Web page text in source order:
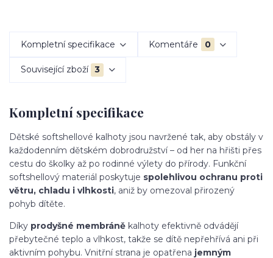
Kompletní specifikace Komentáře 0
Související zboží 3
Kompletní specifikace
Dětské softshellové kalhoty jsou navržené tak, aby obstály v
každodenním dětském dobrodružství – od her na hřišti přes
cestu do školky až po rodinné výlety do přírody. Funkční
softshellový materiál poskytuje spolehlivou ochranu proti
větru, chladu i vlhkosti, aniž by omezoval přirozený
pohyb dítěte.
Díky prodyšné membráně kalhoty efektivně odvádějí
přebytečné teplo a vlhkost, takže se dítě nepřehřívá ani při
aktivním pohybu. Vnitřní strana je opatřena jemným